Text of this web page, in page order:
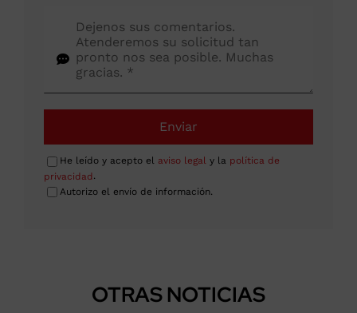
Enviar
He leído y acepto el aviso legal y la política de
privacidad.
Autorizo el envío de información.
OTRAS NOTICIAS